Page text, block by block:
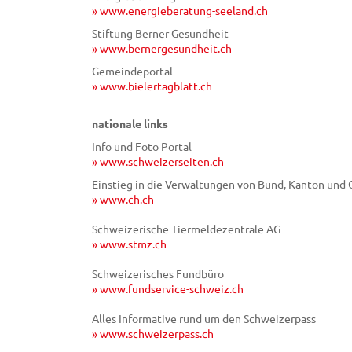
» www.energieberatung-seeland.ch
Stiftung Berner Gesundheit
» www.bernergesundheit.ch
Gemeindeportal
» www.bielertagblatt.ch
nationale links
Info und Foto Portal
» www.schweizerseiten.ch
Einstieg in die Verwaltungen von Bund, Kanton und
» www.ch.ch
Schweizerische Tiermeldezentrale AG
» www.stmz.ch
Schweizerisches Fundbüro
» www.fundservice-schweiz.ch
Alles Informative rund um den Schweizerpass
» www.schweizerpass.ch